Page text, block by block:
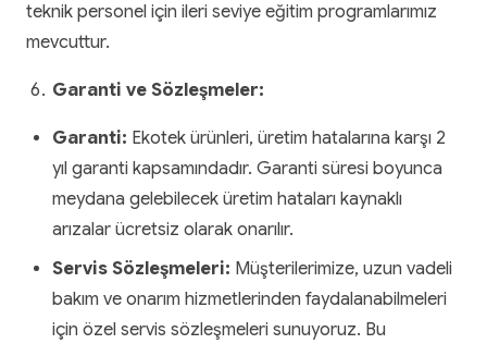
teknik personel için ileri seviye eğitim programlarımız
mevcuttur.
Garanti ve Sözleşmeler:
Garanti: Ekotek ürünleri, üretim hatalarına karşı 2
yıl garanti kapsamındadır. Garanti süresi boyunca
meydana gelebilecek üretim hataları kaynaklı
arızalar ücretsiz olarak onarılır.
Servis Sözleşmeleri: Müşterilerimize, uzun vadeli
bakım ve onarım hizmetlerinden faydalanabilmeleri
için özel servis sözleşmeleri sunuyoruz. Bu